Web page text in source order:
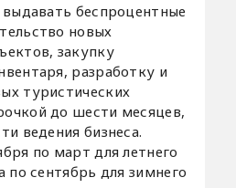
выдавать беспроцентные
новых
закупку
разработку и
туристических
до шести месяцев,
ведения бизнеса.
по март для летнего
по сентябрь для зимнего